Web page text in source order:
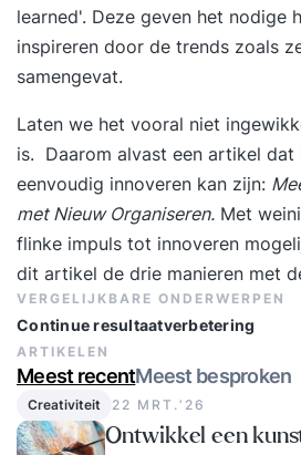
learned'. Deze geven het nodige
inspireren door de trends zoals
samengevat.
Laten we het vooral niet
is. Daarom alvast een artikel dat
eenvoudig innoveren kan zijn:
met Nieuw Organiseren. Met
flinke impuls tot innoveren
dit artikel de drie manieren met
VERGELIJKBARE ONDERWERPEN
Continue resultaatverbetering
ARTIKELEN
Meest recentMeest besproken
Creativiteit 22 MRT.‘26
Ontwikkel een